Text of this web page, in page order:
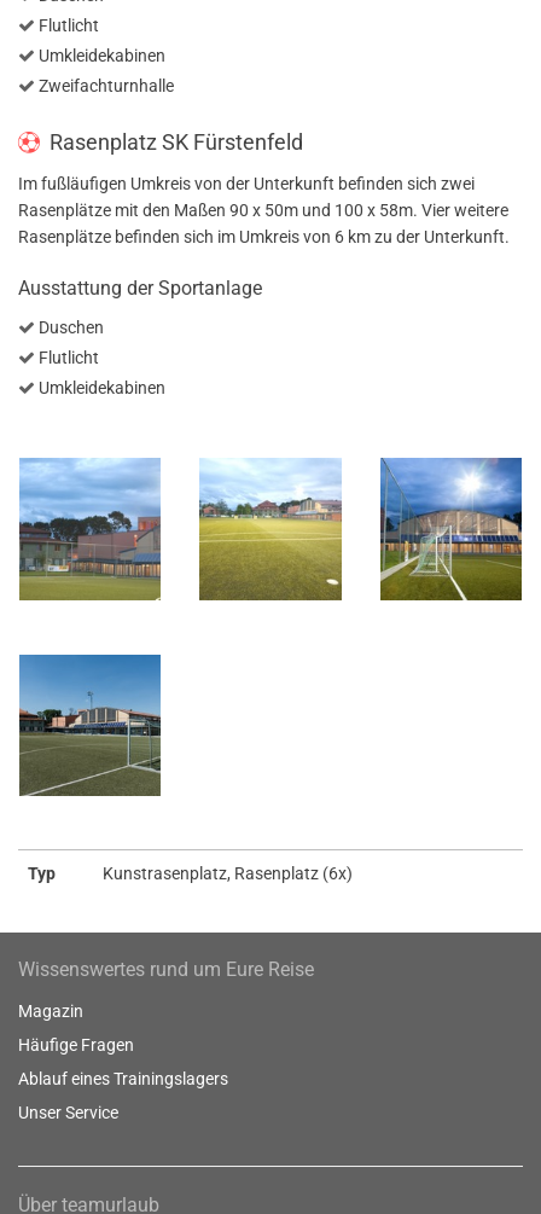
Flutlicht
Umkleidekabinen
Zweifachturnhalle
Rasenplatz SK Fürstenfeld
Im fußläufigen Umkreis von der Unterkunft befinden sich zwei
Rasenplätze mit den Maßen 90 x 50m und 100 x 58m. Vier weitere
Rasenplätze befinden sich im Umkreis von 6 km zu der Unterkunft.
Ausstattung der Sportanlage
Duschen
Flutlicht
Umkleidekabinen
Typ Kunstrasenplatz, Rasenplatz (6x)
Wissenswertes rund um Eure Reise
Magazin
Häufige Fragen
Ablauf eines Trainingslagers
Unser Service
Über teamurlaub